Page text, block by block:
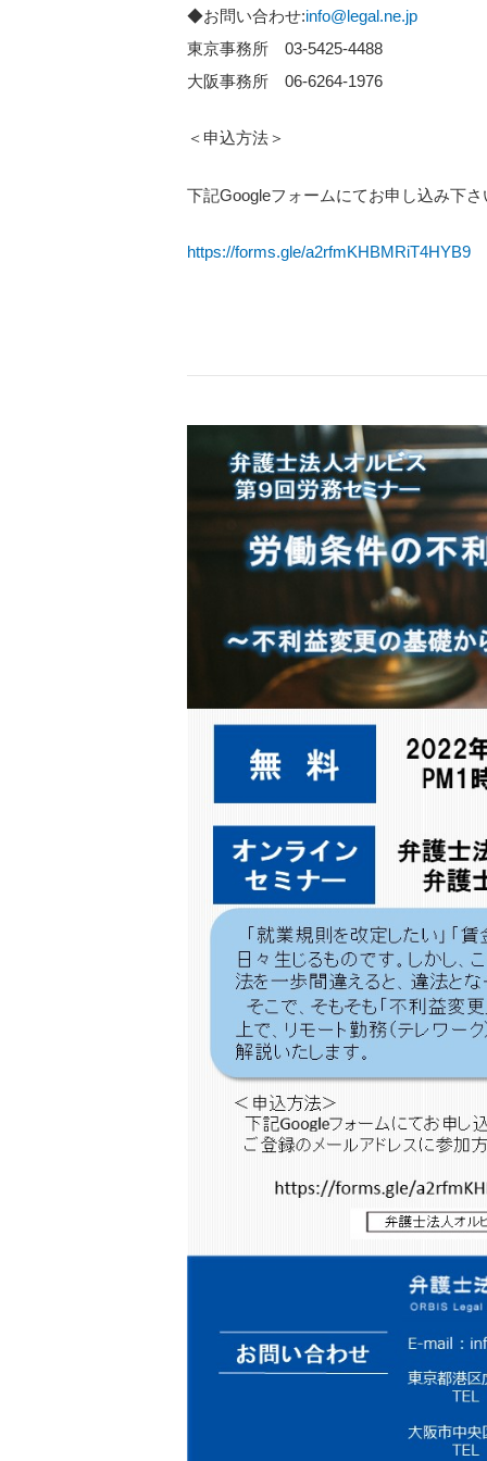
◆お問い合わせ:info@legal.ne.jp
東京事務所 03-5425-4488
大阪事務所 06-6264-1976
＜申込方法＞
下記Googleフォームにてお申し込み下さ
https://forms.gle/a2rfmKHBMRiT4HYB9